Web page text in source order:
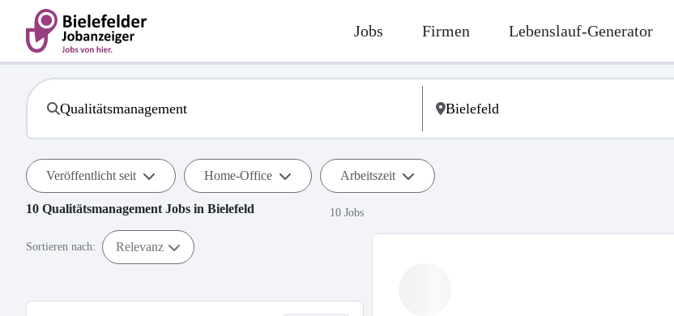
Jobs Firmen Lebenslauf-Generator
Veröffentlicht seit Home-Office Arbeitszeit
10 Qualitätsmanagement Jobs in Bielefeld 10 Jobs
Sortieren nach: Relevanz